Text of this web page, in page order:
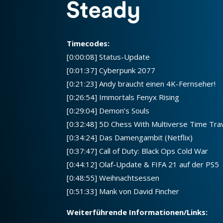
Timecodes:
[0:00:08] Status-Update
[0:01:37] Cyberpunk 2077
[0:21:23] Andy braucht einen 4K-Fernseher!
[0:26:54] Immortals Fenyx Rising
[0:29:04] Demon’s Souls
[0:32:48] 5D Chess With Multiverse Time
[0:34:24] Das Damengambit (Netflix)
[0:37:47] Call of Duty: Black Ops Cold War
[0:44:12] Olaf-Update & FIFA 21 auf der PS5
[0:48:55] Weihnachtsessen
[0:51:33] Mank von David Fincher
Weiterführende Informationen/Links: